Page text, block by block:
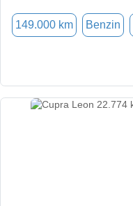
149.000 km Benzin